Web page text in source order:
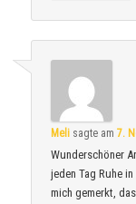
Meli sagte am7.
Wunderschöner
jeden Tag Ruhe
mich gemerkt,